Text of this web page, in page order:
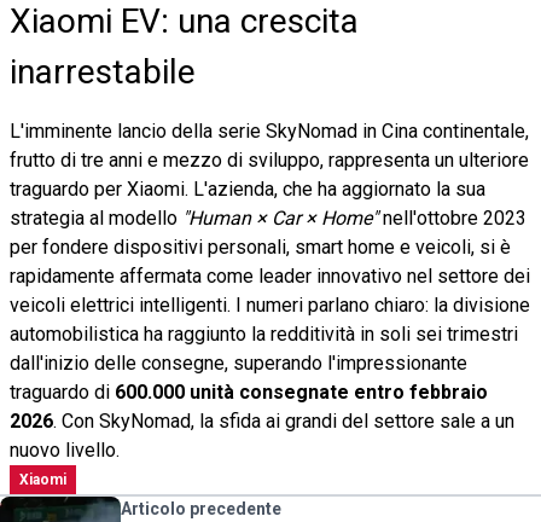
Xiaomi EV: una crescita
inarrestabile
L'imminente lancio della serie SkyNomad in Cina continentale,
frutto di tre anni e mezzo di sviluppo, rappresenta un ulteriore
traguardo per Xiaomi. L'azienda, che ha aggiornato la sua
strategia al modello "Human × Car × Home"nell'ottobre 2023
per fondere dispositivi personali, smart home e veicoli, si è
rapidamente affermata come leader innovativo nel settore dei
veicoli elettrici intelligenti. I numeri parlano chiaro: la divisione
automobilistica ha raggiunto la redditività in soli sei trimestri
dall'inizio delle consegne, superando l'impressionante
traguardo di 600.000 unità consegnate entro febbraio
2026. Con SkyNomad, la sfida ai grandi del settore sale a un
nuovo livello.
Xiaomi
Articolo precedente